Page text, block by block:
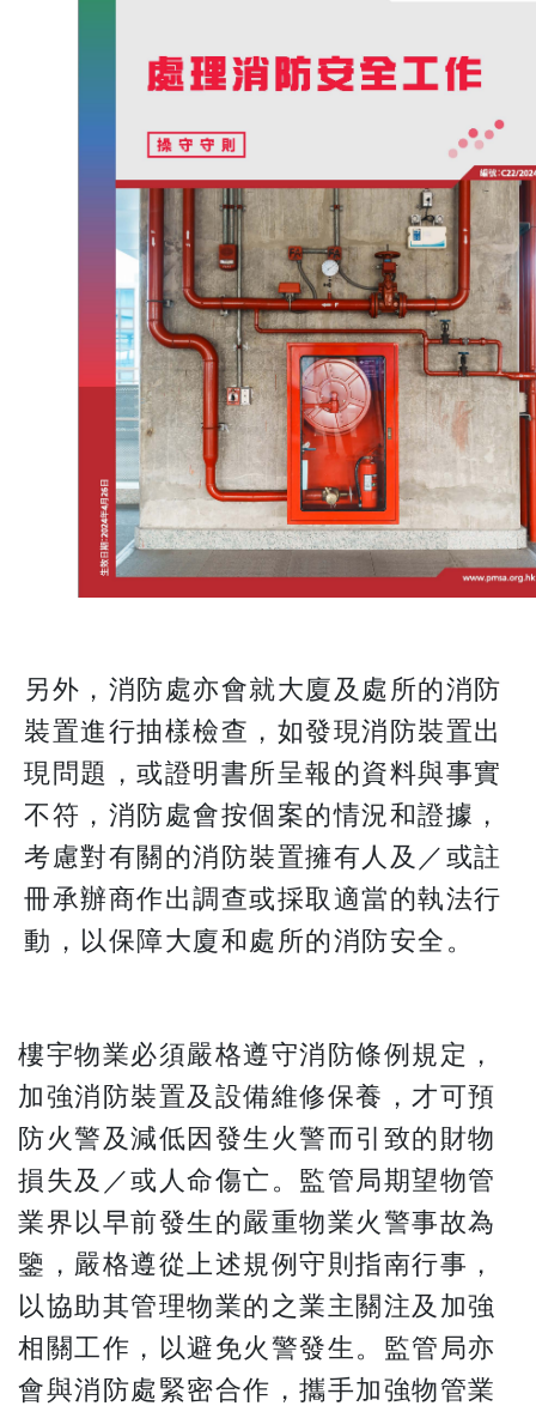
另外，消防處亦會就大廈及處所的消防
裝置進行抽樣檢查，如發現消防裝置出
現問題，或證明書所呈報的資料與事實
不符，消防處會按個案的情況和證據，
考慮對有關的消防裝置擁有人及／或註
冊承辦商作出調查或採取適當的執法行
動，以保障大廈和處所的消防安全。
樓宇物業必須嚴格遵守消防條例規定，
加強消防裝置及設備維修保養，才可預
防火警及減低因發生火警而引致的財物
損失及／或人命傷亡。監管局期望物管
業界以早前發生的嚴重物業火警事故為
鑒，嚴格遵從上述規例守則指南行事，
以協助其管理物業的之業主關注及加強
相關工作，以避免火警發生。監管局亦
會與消防處緊密合作，攜手加強物管業